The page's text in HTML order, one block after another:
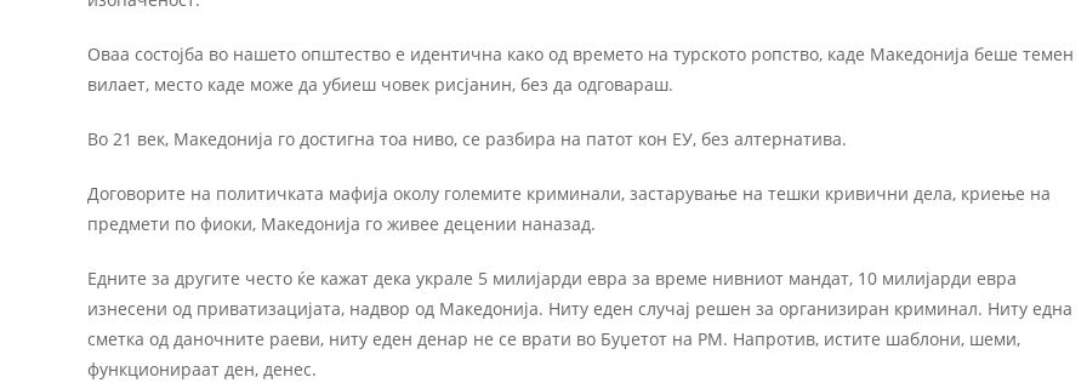
Оваа состојба во нашето општество е идентична како од времето на турското ропство, каде Македонија беше темен
вилает, место каде може да убиеш човек рисјанин, без да одговараш.
Во 21 век, Македонија го достигна тоа ниво, се разбира на патот кон ЕУ, без алтернатива.
Договорите на политичката мафија околу големите криминали, застарување на тешки кривични дела, криење на
предмети по фиоки, Македонија го живее децении наназад.
Едните за другите често ќе кажат дека украле 5 милијарди евра за време нивниот мандат, 10 милијарди евра
изнесени од приватизацијата, надвор од Македонија. Ниту еден случај решен за организиран криминал. Ниту една
сметка од даночните раеви, ниту еден денар не се врати во Буџетот на РМ. Напротив, истите шаблони, шеми,
функционираат ден, денес.